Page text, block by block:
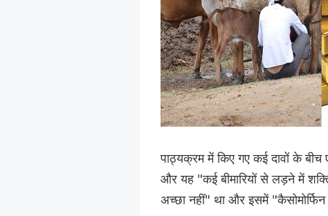
पाठ्यक्रम में किए गए कई दावों के
और यह "कई बीमारियों से लड़ने में
अच्छा नहीं" था और इसमें